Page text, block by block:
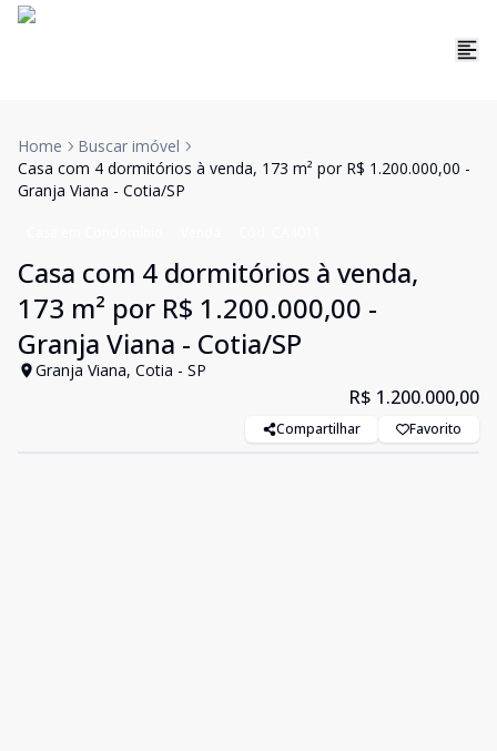
Home
Buscar imóvel
Casa com 4 dormitórios à venda, 173 m² por R$ 1.200.000,00 -
Granja Viana - Cotia/SP
Casa com 4 dormitórios à venda,
173 m² por R$ 1.200.000,00 -
Granja Viana - Cotia/SP
Granja Viana, Cotia - SP
R$ 1.200.000,00
Compartilhar Favorito